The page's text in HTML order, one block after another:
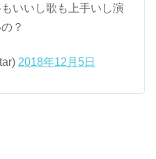
いいし歌も上手いし演
？
2018年12月5日